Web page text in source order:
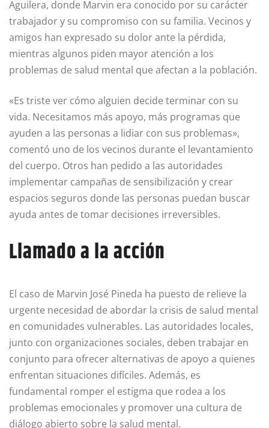
Aguilera, donde Marvin era conocido por su carácter
trabajador y su compromiso con su familia. Vecinos y
amigos han expresado su dolor ante la pérdida,
mientras algunos piden mayor atención a los
problemas de salud mental que afectan a la población.
«Es triste ver cómo alguien decide terminar con su
vida. Necesitamos más apoyo, más programas que
ayuden a las personas a lidiar con sus problemas»,
comentó uno de los vecinos durante el levantamiento
del cuerpo. Otros han pedido a las autoridades
implementar campañas de sensibilización y crear
espacios seguros donde las personas puedan buscar
ayuda antes de tomar decisiones irreversibles.
Llamado a la acción
El caso de Marvin José Pineda ha puesto de relieve la
urgente necesidad de abordar la crisis de salud mental
en comunidades vulnerables. Las autoridades locales,
junto con organizaciones sociales, deben trabajar en
conjunto para ofrecer alternativas de apoyo a quienes
enfrentan situaciones difíciles. Además, es
fundamental romper el estigma que rodea a los
problemas emocionales y promover una cultura de
diálogo abierto sobre la salud mental.